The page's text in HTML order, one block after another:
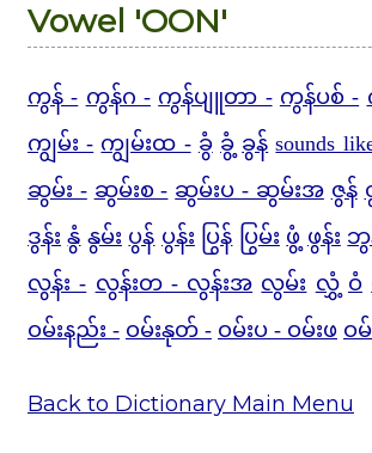
Vowel 'OON'
ကွန် - ကွန်ဂ - ကွန်ပျူတာ - ကွန်ပစ် -
ကျွမ်း - ကျွမ်းထ - ခွံ ခွံ့ ခွန် sounds
ဆွမ်း - ဆွမ်းစ - ဆွမ်းပ - ဆွမ်းအ ဇွန်
ဒွန်း နွံ နွမ်း ပွန် ပွန်း ပြွန် ပြွမ်း ဖွံ့ ဖွန်း ဘွ
လွန်း - လွန်းတ - လွန်းအ လွမ်း လွှံ့ ဝံ
ဝမ်းနည်း - ဝမ်းနုတ် - ဝမ်းပ - ဝမ်းဖ ဝ
Back to Dictionary Main Menu